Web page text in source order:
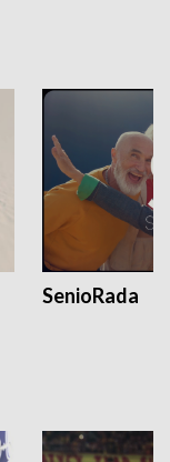
SenioRada